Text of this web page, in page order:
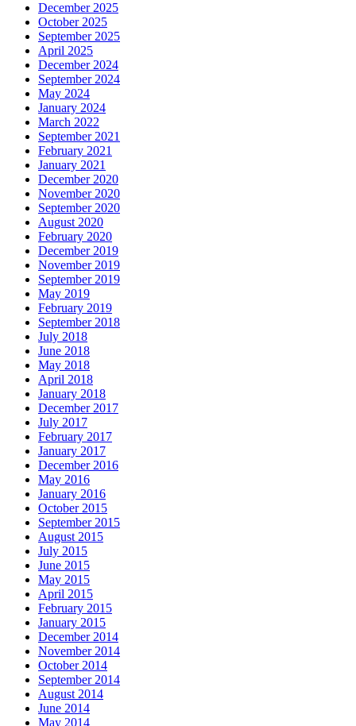
December 2025
October 2025
September 2025
April 2025
December 2024
September 2024
May 2024
January 2024
March 2022
September 2021
February 2021
January 2021
December 2020
November 2020
September 2020
August 2020
February 2020
December 2019
November 2019
September 2019
May 2019
February 2019
September 2018
July 2018
June 2018
May 2018
April 2018
January 2018
December 2017
July 2017
February 2017
January 2017
December 2016
May 2016
January 2016
October 2015
September 2015
August 2015
July 2015
June 2015
May 2015
April 2015
February 2015
January 2015
December 2014
November 2014
October 2014
September 2014
August 2014
June 2014
May 2014